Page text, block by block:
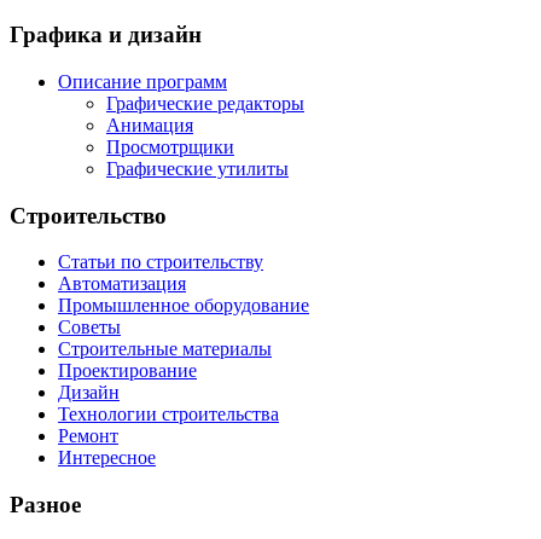
Графика и дизайн
Описание программ
Графические редакторы
Анимация
Просмотрщики
Графические утилиты
Строительство
Статьи по строительству
Автоматизация
Промышленное оборудование
Советы
Строительные материалы
Проектирование
Дизайн
Технологии строительства
Ремонт
Интересное
Разное